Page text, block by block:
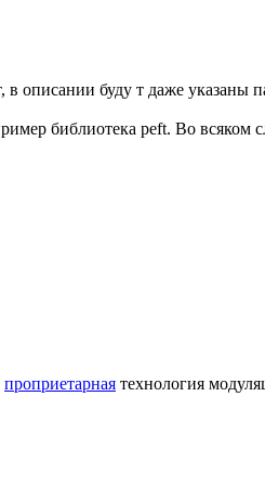
описании буду т даже
библиотека peft. Во
проприетарная технология